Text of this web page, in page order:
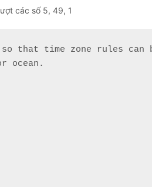
các số 5, 49, 1
that time zone rules can
ocean.